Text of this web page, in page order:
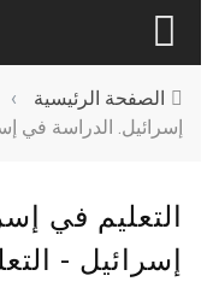
الصفحة الرئيسية ›
إسرائيل. الدراسة في
التعليم في
إسرائيل -